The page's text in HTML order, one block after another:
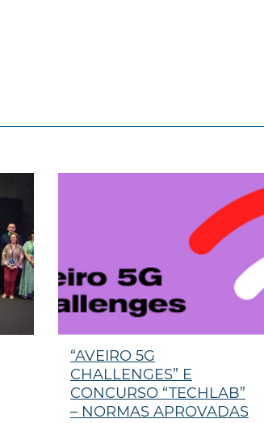
“AVEIRO 5G
CHALLENGES” E
CONCURSO “TECHLAB”
– NORMAS APROVADAS